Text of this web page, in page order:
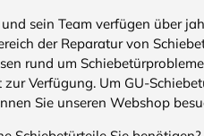
sein Team verfügen über
der Reparatur von
rund um
Verfügung. Um GU-
Sie unseren Webshop